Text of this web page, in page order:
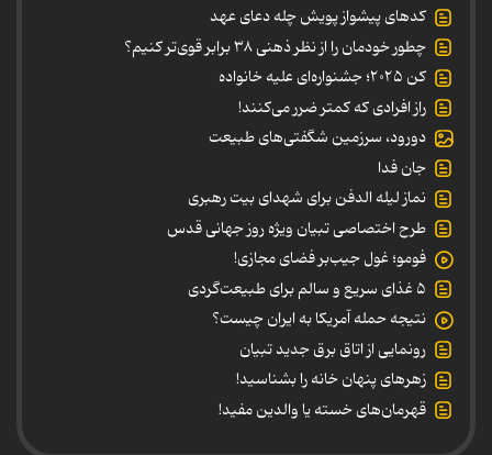
کدهای پیشواز پویش چله دعای عهد
چطور خودمان را از نظر ذهنی ۳۸ برابر قوی‌تر کنیم؟
کن ۲۰۲۵؛ جشنواره‌ای علیه خانواده
راز افرادی که کمتر ضرر می‌کنند!
دورود، سرزمین شگفتی‌های طبیعت
جان فدا
نماز لیله الدفن برای شهدای بیت رهبری
طرح اختصاصی تبیان ویژه روز جهانی قدس
فومو؛ غول جیب‌بر فضای مجازی!
۵ غذای سریع و سالم برای طبیعت‌گردی
نتیجه حمله آمریکا به ایران چیست؟
رونمایی از اتاق برق جدید تبیان
زهرهای پنهان خانه را بشناسید!
قهرمان‌های خسته یا والدین مفید!